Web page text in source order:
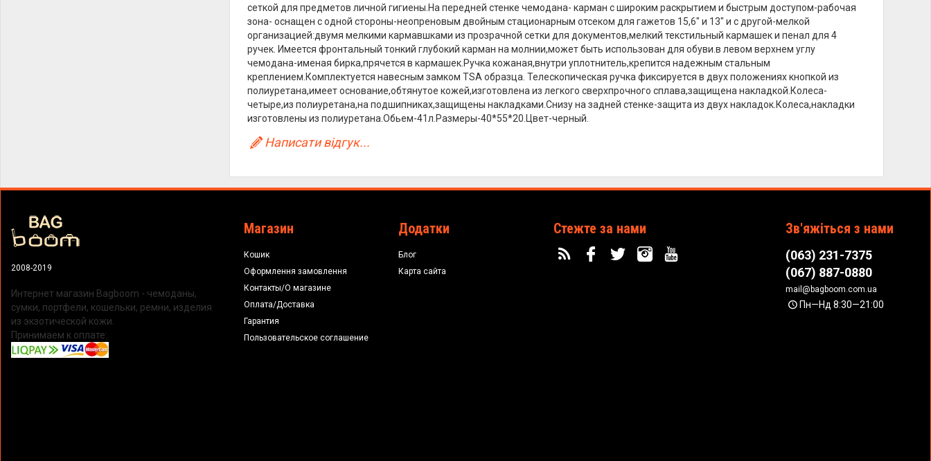
сеткой для предметов личной гигиены.На передней стенке чемодана- карман с широким раскрытием и быстрым доступом-рабочая
зона- оснащен с одной стороны-неопреновым двойным стационарным отсеком для гажетов 15,6" и 13" и с другой-мелкой
организацией:двумя мелкими кармавшками из прозрачной сетки для документов,мелкий текстильный кармашек и пенал для 4
ручек. Имеется фронтальный тонкий глубокий карман на молнии,может быть использован для обуви.в левом верхнем углу
чемодана-именая бирка,прячется в кармашек.Ручка кожаная,внутри уплотнитель,крепится надежным стальным
креплением.Комплектуется навесным замком TSA образца. Телескопическая ручка фиксируется в двух положениях кнопкой из
полиуретана,имеет основание,обтянутое кожей,изготовлена из легкого сверхпрочного сплава,защищена накладкой.Колеса-
четыре,из полиуретана,на подшипниках,защищены накладками.Снизу на задней стенке-защита из двух накладок.Колеса,накладки
изготовлены из полиуретана.Обьем-41л.Размеры-40*55*20.Цвет-черный.
Написати відгук...
2008-2019
Интернет магазин Bagboom - чемоданы,
сумки, портфели, кошельки, ремни, изделия
из экзотической кожи.
Принимаем к оплате:
Магазин
Кошик
Оформлення замовлення
Контакты/О магазине
Оплата/Доставка
Гарантия
Пользовательское соглашение
Додатки
Блог
Карта сайта
Стежте за нами Зв'яжіться з нами
(063) 231-7375
(067) 887-0880
mail@bagboom.com.ua
Пн—Нд 8:30—21:00